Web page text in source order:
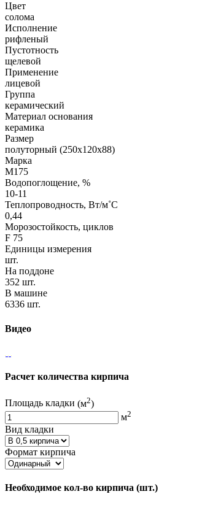
Цвет
солома
Исполнение
рифленый
Пустотность
щелевой
Применение
лицевой
Группа
керамический
Материал основания
керамика
Размер
полуторный (250х120х88)
Марка
М175
Водопоглощение, %
10-11
Теплопроводность, Вт/м˚С
0,44
Морозостойкость, циклов
F 75
Единицы измерения
шт.
На поддоне
352 шт.
В машине
6336 шт.
Видео
Расчет количества кирпича
Площадь кладки (м2)
м2
Вид кладки
Формат кирпича
Необходимое кол-во кирпича (шт.)